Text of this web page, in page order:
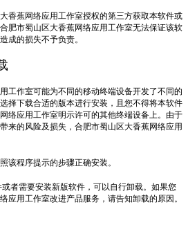
香蕉网络应用工作室授权的第三方获取本软件或
肥市蜀山区大香蕉网络应用工作室无法保证该软
成的损失不予负责。
工作室可能为不同的移动终端设备开发了不同的
择下载合适的版本进行安装，且您不得将本软件
络应用工作室明示许可的其他终端设备上。由于
来的风险及损失，合肥市蜀山区大香蕉网络应用
该程序提示的步骤正确安装。
者需要安装新版软件，可以自行卸载。如果您
应用工作室改进产品服务，请告知卸载的原因。